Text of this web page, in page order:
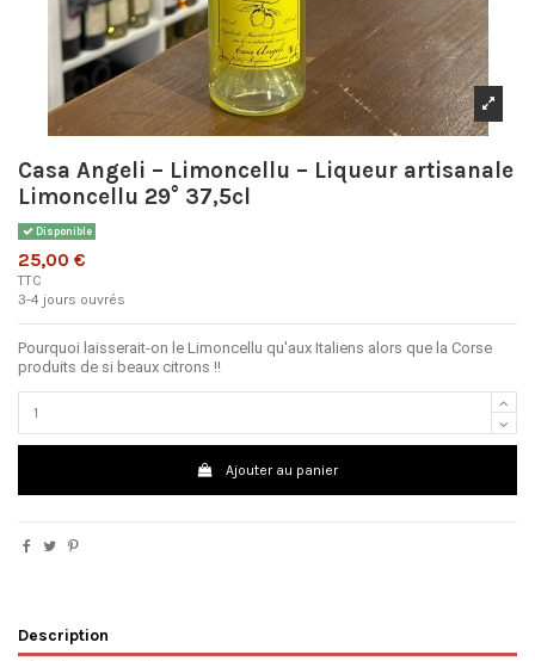
Casa Angeli – Limoncellu – Liqueur artisanale
Limoncellu 29° 37,5cl
Disponible
25,00 €
TTC
3-4 jours ouvrés
Pourquoi laisserait-on le Limoncellu qu'aux Italiens alors que la Corse
produits de si beaux citrons !!
Ajouter au panier
Description